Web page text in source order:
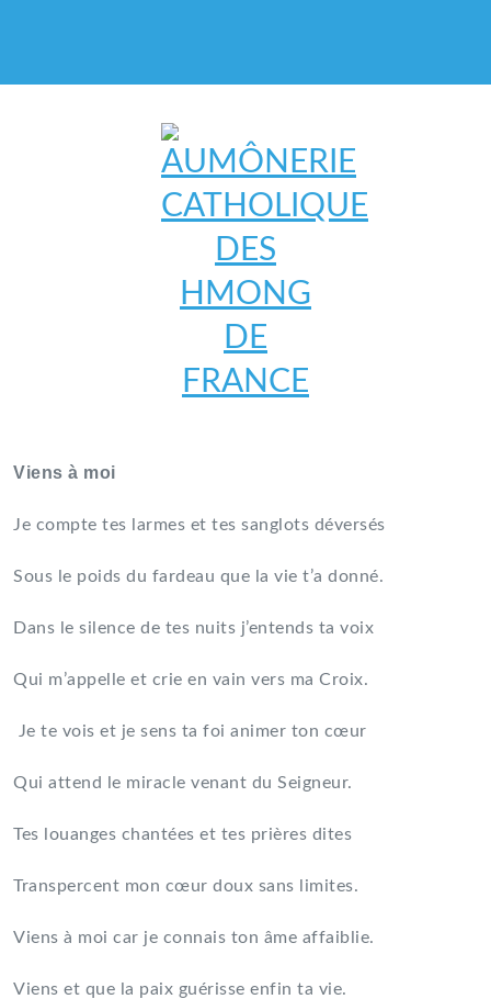
DES HMONG DE FRANCE
Viens à moi
Je compte tes larmes et tes sanglots déversés
Sous le poids du fardeau que la vie t’a donné.
Dans le silence de tes nuits j’entends ta voix
Qui m’appelle et crie en vain vers ma Croix.
Je te vois et je sens ta foi animer ton cœur
Qui attend le miracle venant du Seigneur.
Tes louanges chantées et tes prières dites
Transpercent mon cœur doux sans limites.
Viens à moi car je connais ton âme affaiblie.
Viens et que la paix guérisse enfin ta vie.